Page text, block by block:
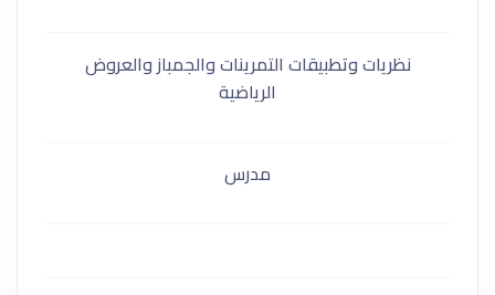
نظريات وتطبيقات التمرينات والجمباز والعروض
الرياضية
مدرس